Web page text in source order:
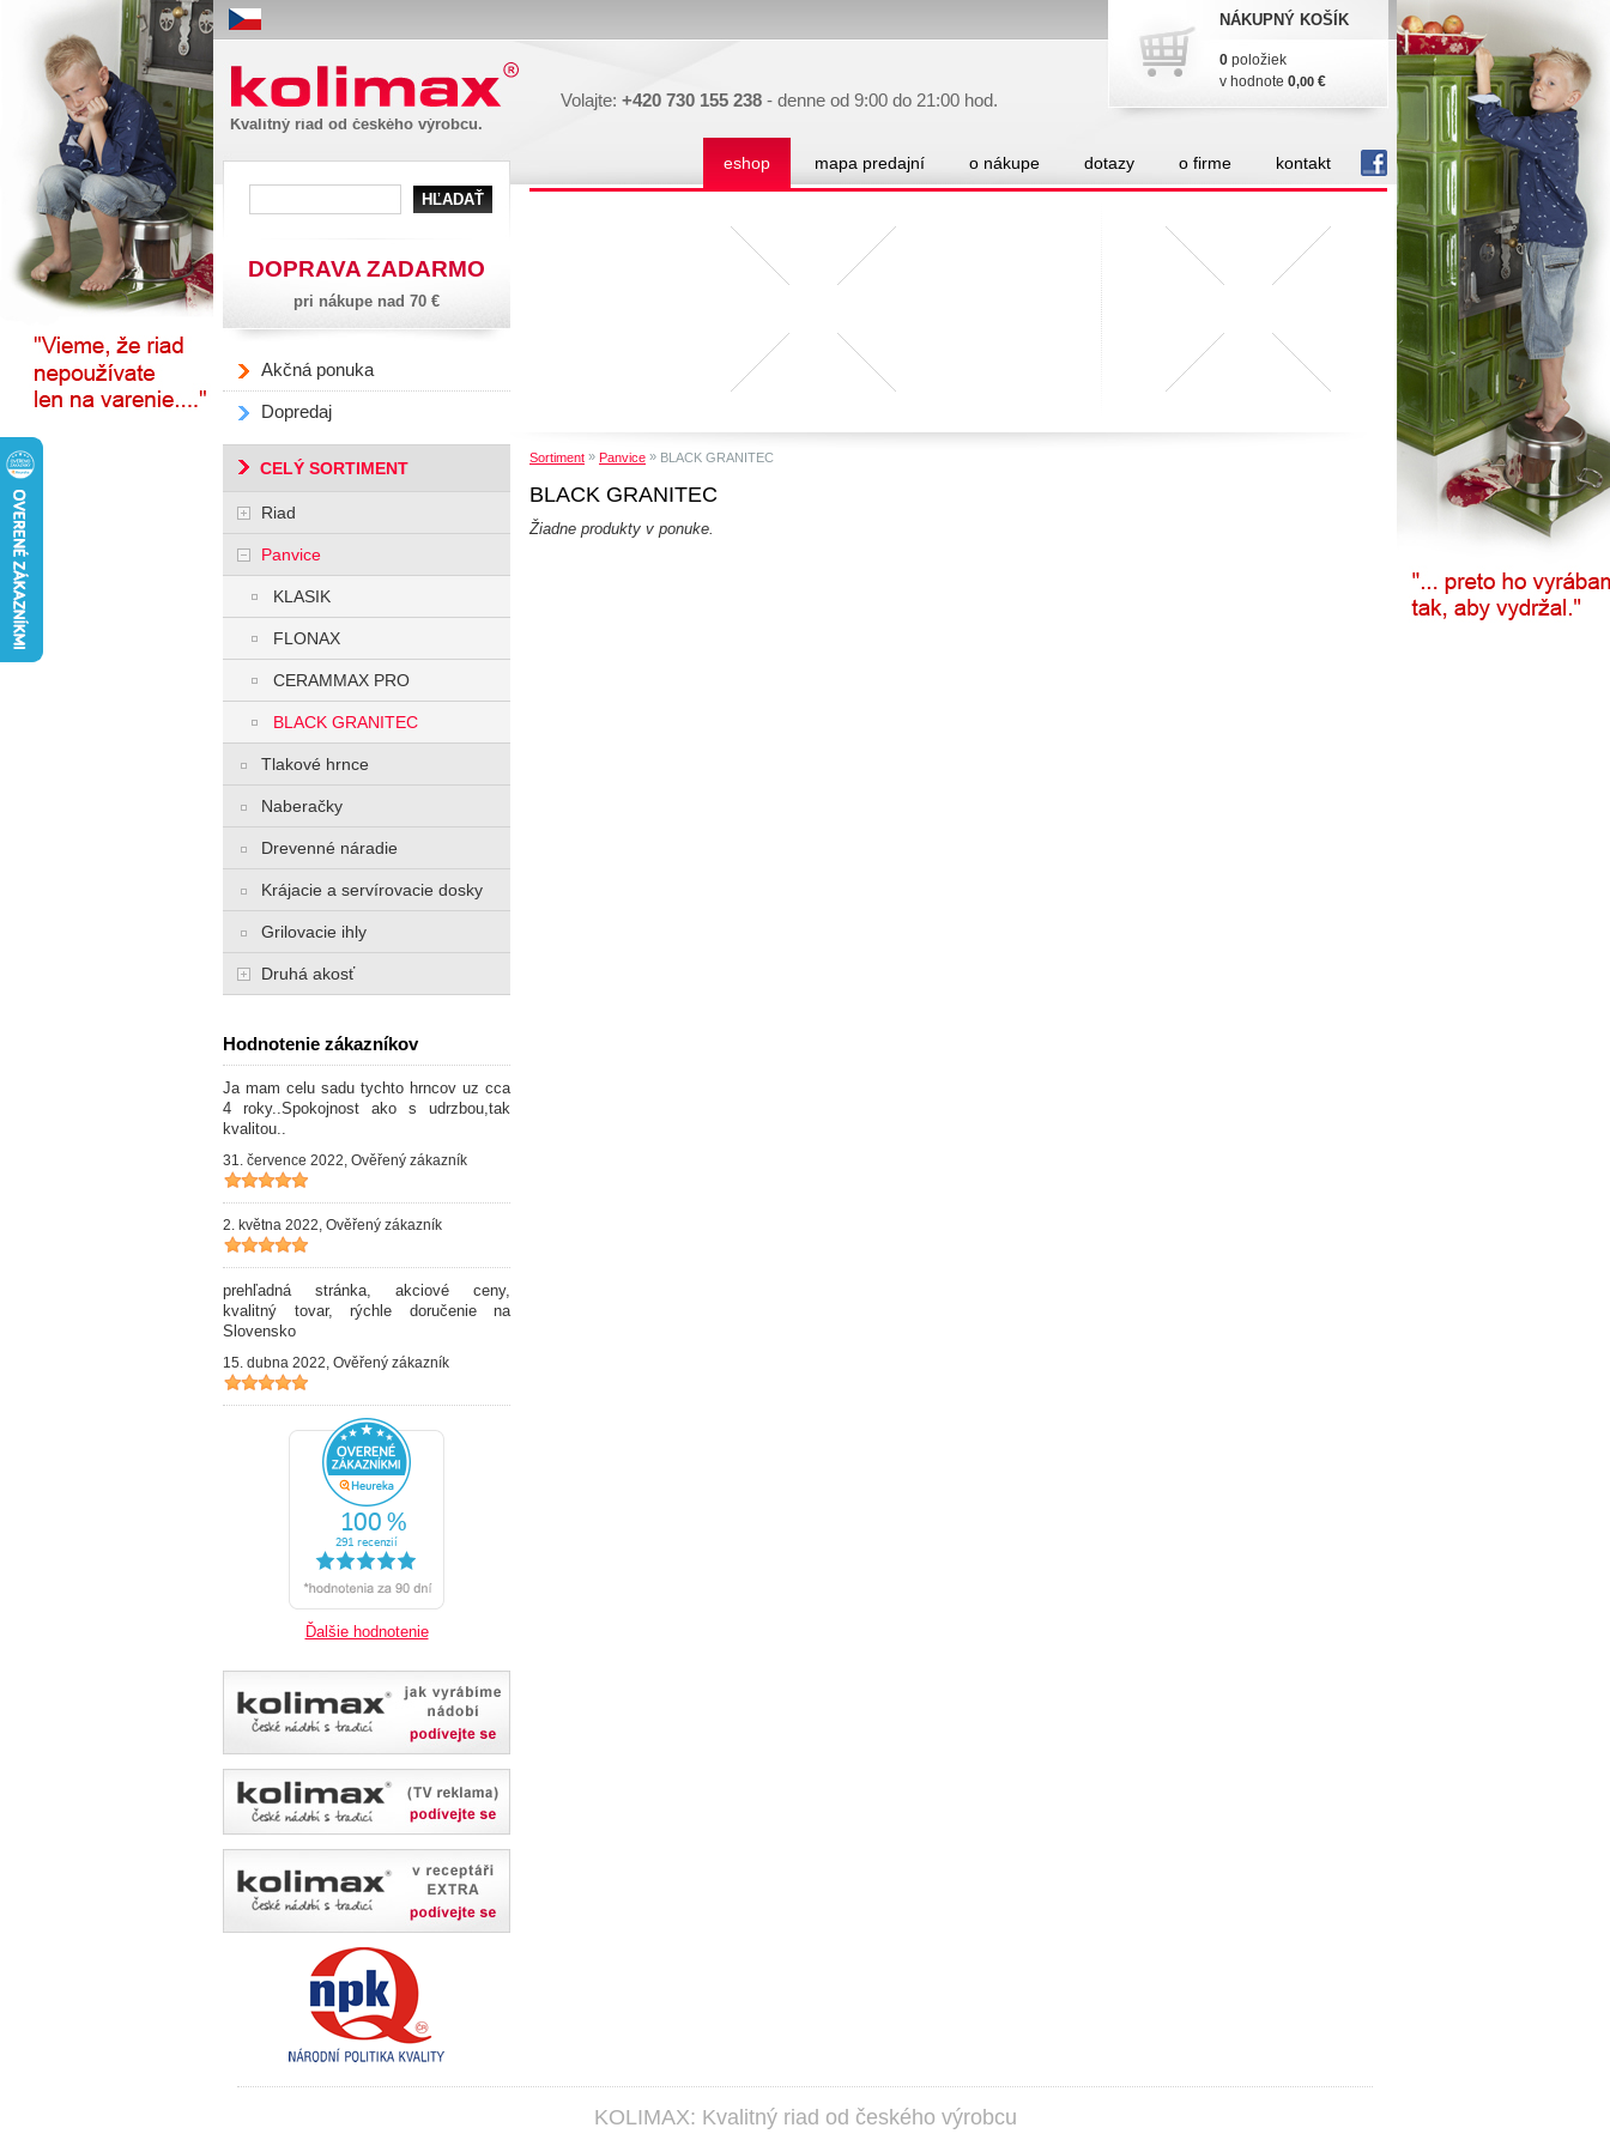
Kolimax
Sortiment » Panvice » BLACK GRANITEC
BLACK GRANITEC
Žiadne produkty v ponuke.
DOPRAVA ZADARMO
pri nákupe nad 70 €
Akčná ponuka
Dopredaj
CELÝ SORTIMENT
Riad
Panvice
KLASIK
FLONAX
CERAMMAX PRO
BLACK GRANITEC
Tlakové hrnce
Naberačky
Drevenné náradie
Krájacie a servírovacie dosky
Grilovacie ihly
Druhá akosť
Hodnotenie zákazníkov
Ja mam celu sadu tychto hrncov uz cca
4 roky..Spokojnost ako s udrzbou,tak
kvalitou..
31. července 2022, Ověřený zákazník
2. května 2022, Ověřený zákazník
prehľadná stránka, akciové ceny,
kvalitný tovar, rýchle doručenie na
Slovensko
15. dubna 2022, Ověřený zákazník
Ďalšie hodnotenie
Kvalitný riad od českého výrobcu.
Volajte: +420 730 155 238 - denne od 9:00 do 21:00 hod.
eshop mapa predajní o nákupe dotazy o firme kontakt
NÁKUPNÝ KOŠÍK
0 položiek
v hodnote 0,00 €
fb
KOLIMAX: Kvalitný riad od českého výrobcu